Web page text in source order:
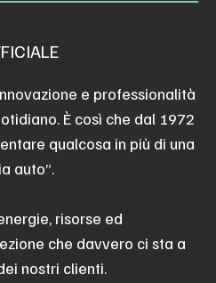
e professionalità
È così che dal 1972
qualcosa in più di una
auto”.
risorse ed
che davvero ci sta a
nostri clienti.